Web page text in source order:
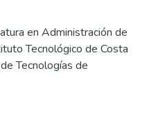
en Administración de
Tecnológico de Costa
Tecnologías de